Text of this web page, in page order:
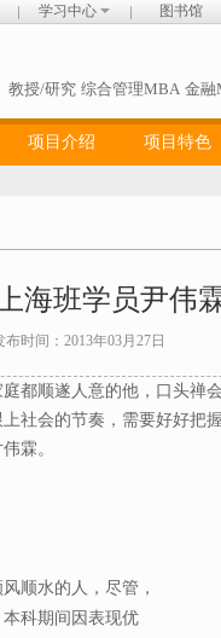
学习中心 图书馆
教授/研究 综合管理MBA 金融
项目介绍 项目特色
海班学员尹伟
布时间：2013年03月27日
都顺遂人意的他，口头禅
社会的节奏，需要好好把
霖。
顺水的人，尽管，
科期间因表现优